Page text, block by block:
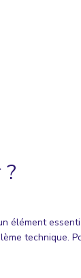
élément
technique.